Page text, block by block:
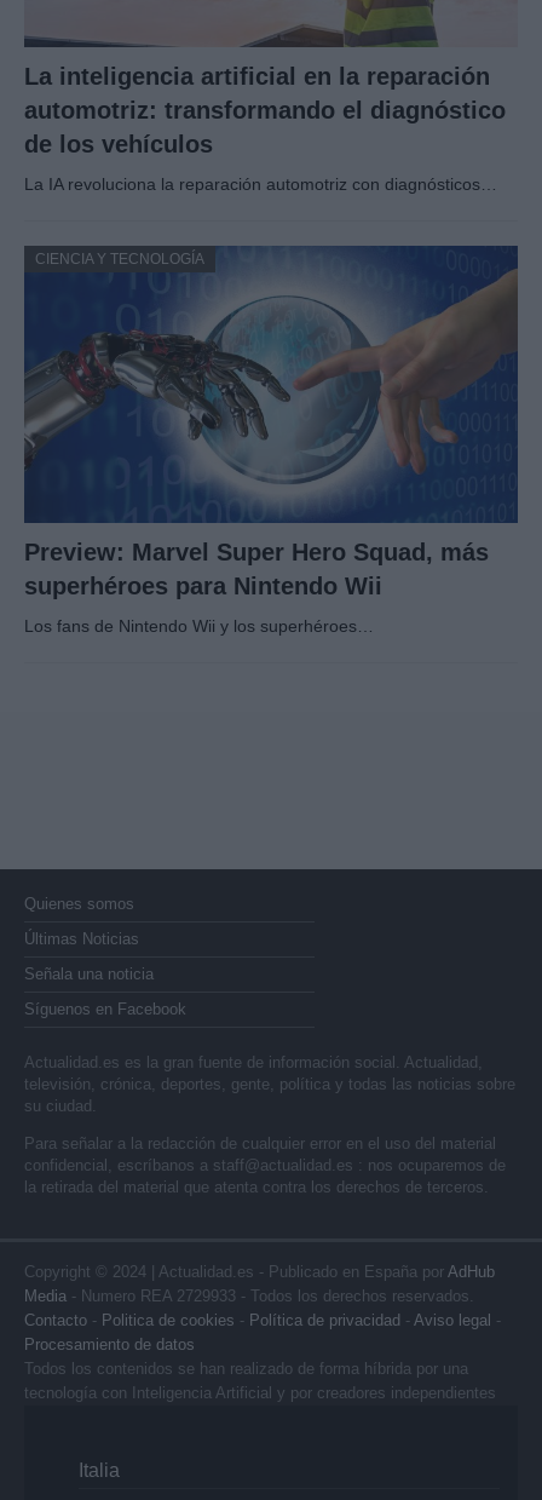
La inteligencia artificial en la reparación
automotriz: transformando el diagnóstico
de los vehículos
La IA revoluciona la reparación automotriz con diagnósticos…
CIENCIA Y TECNOLOGÍA
Preview: Marvel Super Hero Squad, más
superhéroes para Nintendo Wii
Los fans de Nintendo Wii y los superhéroes…
Quienes somos
Últimas Noticias
Señala una noticia
Síguenos en Facebook
Actualidad.es es la gran fuente de información social. Actualidad,
televisión, crónica, deportes, gente, política y todas las noticias sobre
su ciudad.
Para señalar a la redacción de cualquier error en el uso del material
confidencial, escríbanos a staff@actualidad.es : nos ocuparemos de
la retirada del material que atenta contra los derechos de terceros.
Copyright © 2024 | Actualidad.es - Publicado en España por AdHub
Media - Numero REA 2729933 - Todos los derechos reservados.
Contacto - Politica de cookies - Política de privacidad - Aviso legal -
Procesamiento de datos
Todos los contenidos se han realizado de forma híbrida por una
tecnología con Inteligencia Artificial y por creadores independientes
Italia